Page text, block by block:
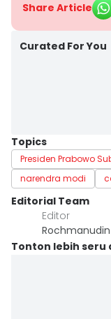
Share Article
Curated For You
Topics
Presiden Prabowo
narendra modi
Editorial Team
Editor
Tonton lebih seru